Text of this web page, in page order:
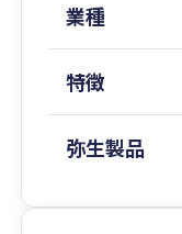
で企業の経理
理業務としては
対応、予算管
業種
特徴
弥生製品